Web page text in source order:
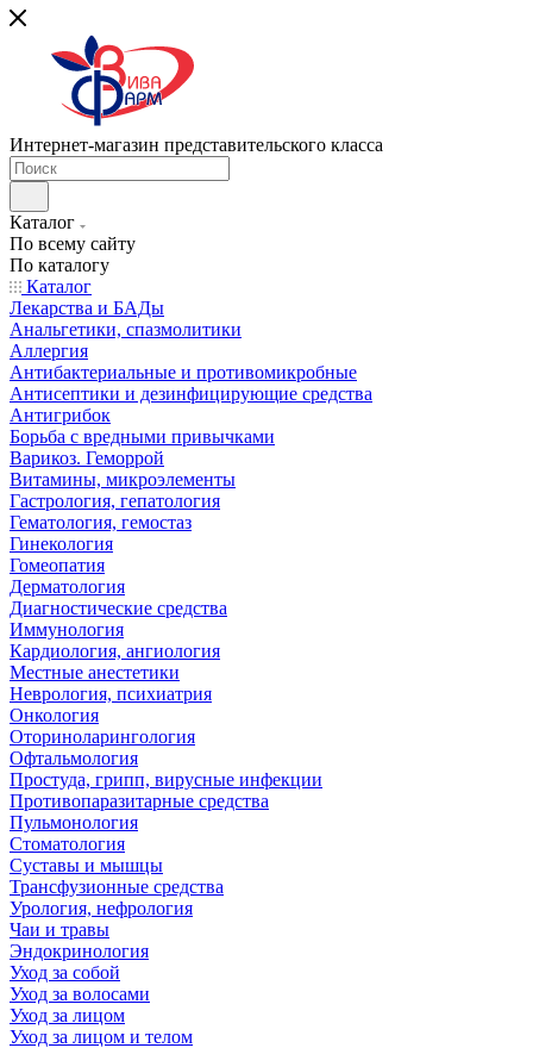
Интернет-магазин представительского класса
Каталог
По всему сайту
По каталогу
Каталог
Лекарства и БАДы
Анальгетики, спазмолитики
Аллергия
Антибактериальные и противомикробные
Антисептики и дезинфицирующие средства
Антигрибок
Борьба с вредными привычками
Варикоз. Геморрой
Витамины, микроэлементы
Гастрология, гепатология
Гематология, гемостаз
Гинекология
Гомеопатия
Дерматология
Диагностические средства
Иммунология
Кардиология, ангиология
Местные анестетики
Неврология, психиатрия
Онкология
Оториноларингология
Офтальмология
Простуда, грипп, вирусные инфекции
Противопаразитарные средства
Пульмонология
Стоматология
Суставы и мышцы
Трансфузионные средства
Урология, нефрология
Чаи и травы
Эндокринология
Уход за собой
Уход за волосами
Уход за лицом
Уход за лицом и телом